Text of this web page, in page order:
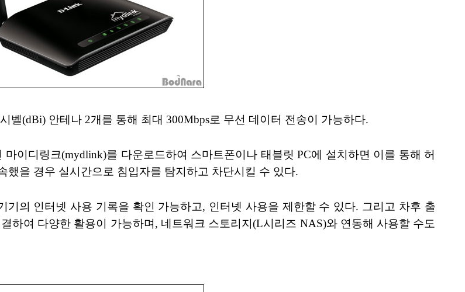
벨(dBi) 안테나 2개를 통해 최대 300Mbps로 무선 데이터 전송이 가능하다.
이디링크(mydlink)를 다운로드하여 스마트폰이나 태블릿 PC에 설치하면 이를 통해 허
했을 경우 실시간으로 침입자를 탐지하고 차단시킬 수 있다.
기의 인터넷 사용 기록을 확인 가능하고, 인터넷 사용을 제한할 수 있다. 그리고 차후 출
하여 다양한 활용이 가능하며, 네트워크 스토리지(L시리즈 NAS)와 연동해 사용할 수도